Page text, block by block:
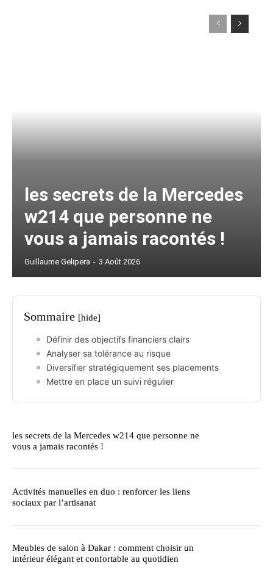
les secrets de la Mercedes
w214 que personne ne
vous a jamais racontés !
Guillaume Gelipera - 3 Août 2026
Sommaire [hide]
Définir des objectifs financiers clairs
Analyser sa tolérance au risque
Diversifier stratégiquement ses placements
Mettre en place un suivi régulier
les secrets de la Mercedes w214 que personne ne
vous a jamais racontés !
Activités manuelles en duo : renforcer les liens
sociaux par l’artisanat
Meubles de salon à Dakar : comment choisir un
intérieur élégant et confortable au quotidien